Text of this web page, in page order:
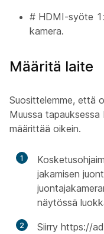
# HDMI-syöte
kamera.
Määritä laite
Suosittelemme, että
Muussa
määrittää oikein.
1
jakamisen
näytössä
2
Siirry https:/​/​